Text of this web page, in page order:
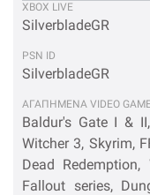
XBOX LIVE
SilverbladeGR
PSN ID
SilverbladeGR
ΑΓΑΠΗΜΕΝΑ VIDEO
Baldur's Gate I &
Witcher 3, Skyrim,
Dead
Fallout series,